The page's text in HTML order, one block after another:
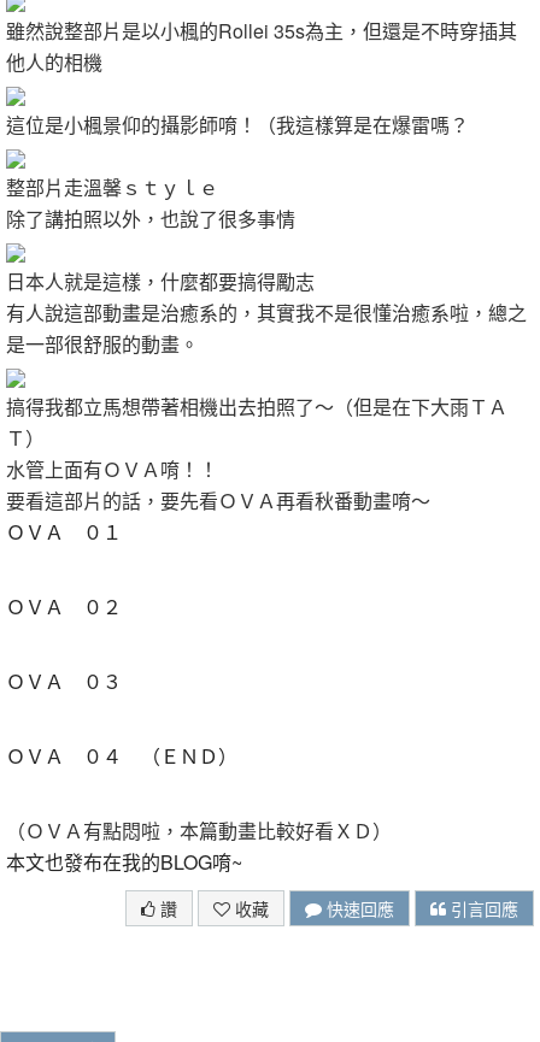
雖然說整部片是以小楓的Rollei 35s為主，但還是不時穿插其
他人的相機
這位是小楓景仰的攝影師唷！（我這樣算是在爆雷嗎？
整部片走溫馨ｓｔｙｌｅ
除了講拍照以外，也說了很多事情
日本人就是這樣，什麼都要搞得勵志
有人說這部動畫是治癒系的，其實我不是很懂治癒系啦，總之
是一部很舒服的動畫。
搞得我都立馬想帶著相機出去拍照了～（但是在下大雨ＴＡ
Ｔ）
水管上面有ＯＶＡ唷！！
要看這部片的話，要先看ＯＶＡ再看秋番動畫唷～
ＯＶＡ ０１
ＯＶＡ ０２
ＯＶＡ ０３
ＯＶＡ ０４ （ＥＮＤ）
（ＯＶＡ有點悶啦，本篇動畫比較好看ＸＤ）
本文也發布在我的BLOG唷~
讚 收藏 快速回應 引言回應